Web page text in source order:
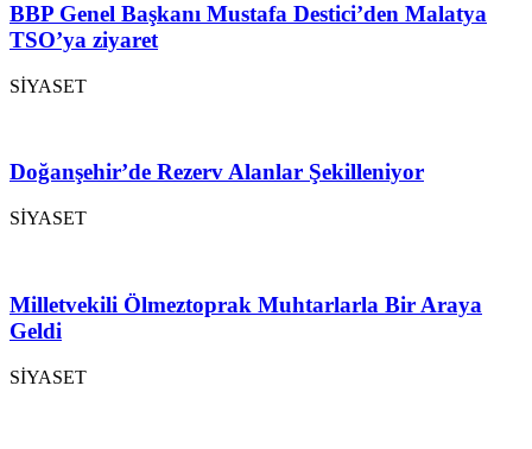
BBP Genel Başkanı Mustafa Destici’den Malatya
TSO’ya ziyaret
SİYASET
Doğanşehir’de Rezerv Alanlar Şekilleniyor
SİYASET
Milletvekili Ölmeztoprak Muhtarlarla Bir Araya
Geldi
SİYASET